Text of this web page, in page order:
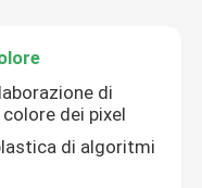
di
dei pixel
di algoritmi